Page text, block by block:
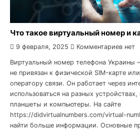
Что такое виртуальный номер и
9 февраля, 2025 Комментариев нет
Виртуальный номер телефона Украины
не привязан к физической SIM-карте
оператору связи. Он работает через
использоваться на разных
планшеты и компьютеры. На сайте
https://didvirtualnumbers.com/virtual-
найти больше информации. Основные